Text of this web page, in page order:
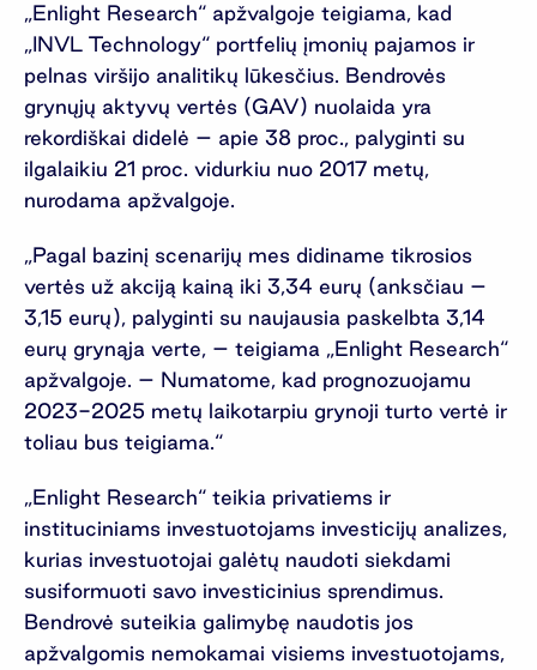
„Enlight Research“ apžvalgoje teigiama, kad
„INVL Technology“ portfelių įmonių pajamos ir
pelnas viršijo analitikų lūkesčius. Bendrovės
grynųjų aktyvų vertės (GAV) nuolaida yra
rekordiškai didelė – apie 38 proc., palyginti su
ilgalaikiu 21 proc. vidurkiu nuo 2017 metų,
nurodama apžvalgoje.
„Pagal bazinį scenarijų mes didiname tikrosios
vertės už akciją kainą iki 3,34 eurų (anksčiau –
3,15 eurų), palyginti su naujausia paskelbta 3,14
eurų grynąja verte, – teigiama „Enlight Research“
apžvalgoje. – Numatome, kad prognozuojamu
2023-2025 metų laikotarpiu grynoji turto vertė ir
toliau bus teigiama.“
„Enlight Research“ teikia privatiems ir
instituciniams investuotojams investicijų analizes,
kurias investuotojai galėtų naudoti siekdami
susiformuoti savo investicinius sprendimus.
Bendrovė suteikia galimybę naudotis jos
apžvalgomis nemokamai visiems investuotojams,